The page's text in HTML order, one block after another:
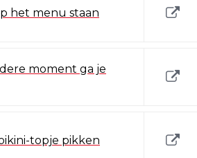
het menu staan
moment ga je
topje pikken